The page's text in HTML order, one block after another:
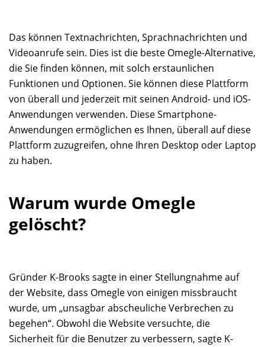
Das können Textnachrichten, Sprachnachrichten und
Videoanrufe sein. Dies ist die beste Omegle-Alternative,
die Sie finden können, mit solch erstaunlichen
Funktionen und Optionen. Sie können diese Plattform
von überall und jederzeit mit seinen Android- und iOS-
Anwendungen verwenden. Diese Smartphone-
Anwendungen ermöglichen es Ihnen, überall auf diese
Plattform zuzugreifen, ohne Ihren Desktop oder Laptop
zu haben.
Warum wurde Omegle
gelöscht?
Gründer K-Brooks sagte in einer Stellungnahme auf
der Website, dass Omegle von einigen missbraucht
wurde, um „unsagbar abscheuliche Verbrechen zu
begehen“. Obwohl die Website versuchte, die
Sicherheit für die Benutzer zu verbessern, sagte K-